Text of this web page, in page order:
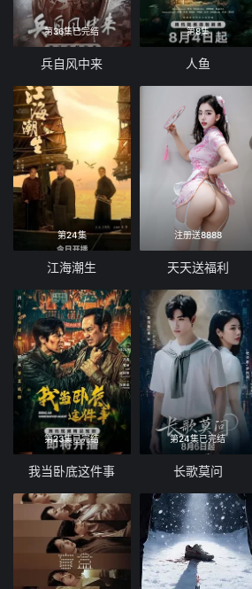
第36集已完结
兵自风中来
第8集
人鱼
第24集
江海潮生
注册送8888
天天送福利
第23集已完结
我当卧底这件事
第24集已完结
长歌莫问